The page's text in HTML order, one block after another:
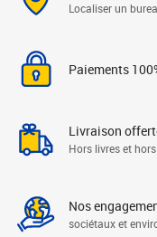
Localiser un
Paiements
Livraison
Hors livres et
Nos
sociétaux et